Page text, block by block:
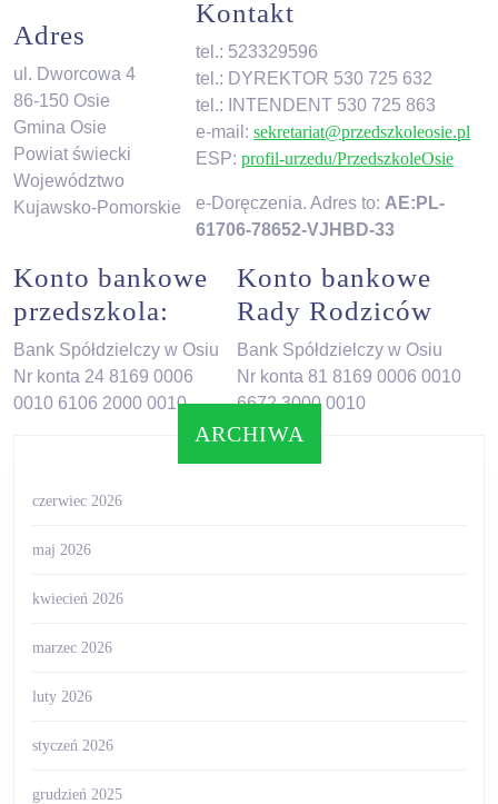
Adres
ul. Dworcowa 4
86-150 Osie
Gmina Osie
Powiat świecki
Województwo
Kujawsko-Pomorskie
Kontakt
tel.: 523329596
tel.: DYREKTOR 530 725 632
tel.: INTENDENT 530 725 863
e-mail:sekretariat@przedszkoleosie.pl
ESP:profil-urzedu/PrzedszkoleOsie
e-Doręczenia. Adres to: AE:PL-
61706-78652-VJHBD-33
Konto bankowe
przedszkola:
Bank Spółdzielczy w Osiu
Nr konta 24 8169 0006
0010 6106 2000 0010
Konto bankowe
Rady Rodziców
Bank Spółdzielczy w Osiu
Nr konta 81 8169 0006 0010
6672 3000 0010
ARCHIWA
czerwiec 2026
maj 2026
kwiecień 2026
marzec 2026
luty 2026
styczeń 2026
grudzień 2025